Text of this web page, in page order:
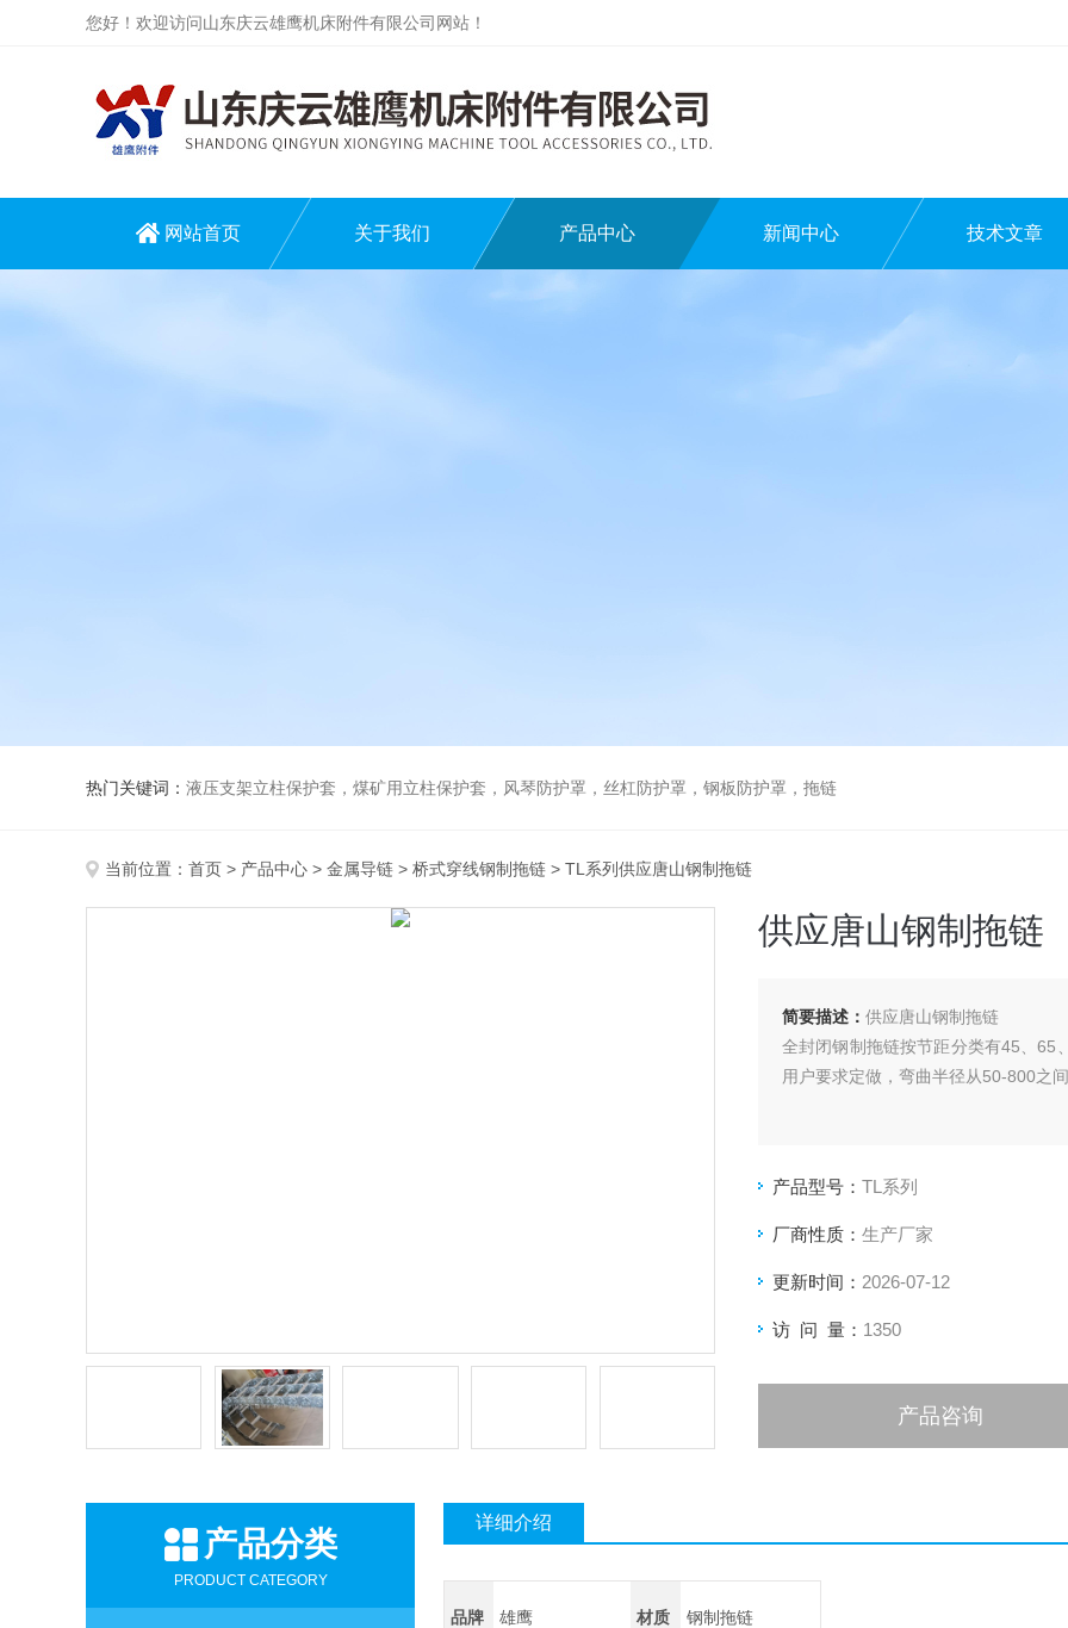
您好！欢迎访问山东庆云雄鹰机床附件有限公司网站！
网站首页 关于我们 产品中心 新闻中心 技术文章
热门关键词： 液压支架立柱保护套，煤矿用立柱保护套，风琴防护罩，丝杠防护罩，钢板防护罩，拖链
当前位置： 首页 > 产品中心 > 金属导链 > 桥式穿线钢制拖链 > TL系列供应唐山钢制拖链
供应唐山钢制拖链
简要描述： 供应唐山钢制拖链
全封闭钢制拖链按节距分类有45、65
用户要求定做，弯曲半径从50-800之间
产品型号： TL系列
厂商性质： 生产厂家
更新时间： 2026-07-12
访 问 量： 1350
产品咨询
产品分类
PRODUCT CATEGORY
详细介绍
品牌 雄鹰 材质 钢制拖链